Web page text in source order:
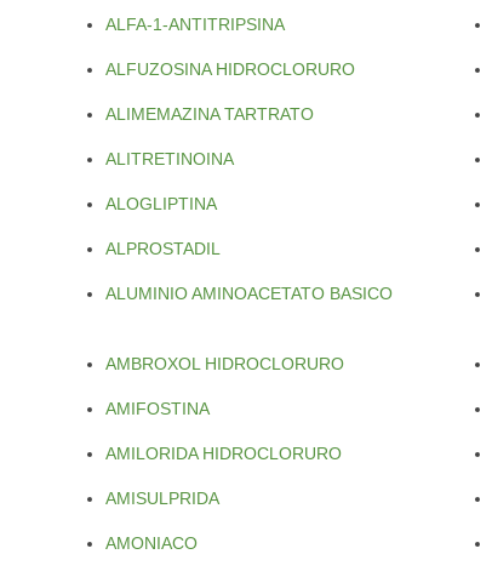
ALFA-1-ANTITRIPSINA
ALFUZOSINA HIDROCLORURO
ALIMEMAZINA TARTRATO
ALITRETINOINA
ALOGLIPTINA
ALPROSTADIL
ALUMINIO AMINOACETATO BASICO
AMBROXOL HIDROCLORURO
AMIFOSTINA
AMILORIDA HIDROCLORURO
AMISULPRIDA
AMONIACO